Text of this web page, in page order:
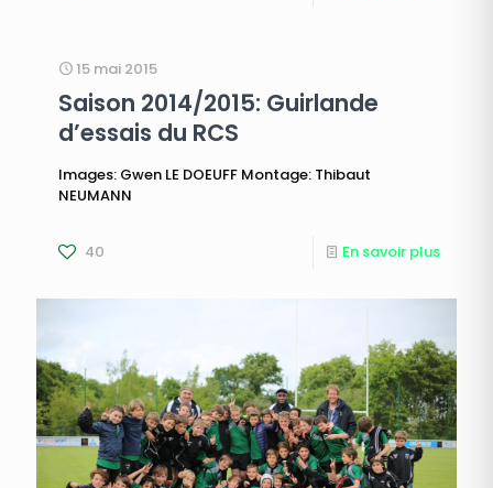
15 mai 2015
Saison 2014/2015: Guirlande
d’essais du RCS
Images: Gwen LE DOEUFF Montage: Thibaut
NEUMANN
40 En savoir plus